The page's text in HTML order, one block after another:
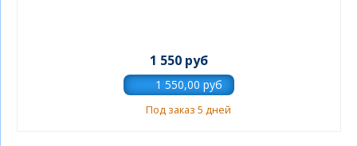
1 550 руб
Под заказ 5 дней